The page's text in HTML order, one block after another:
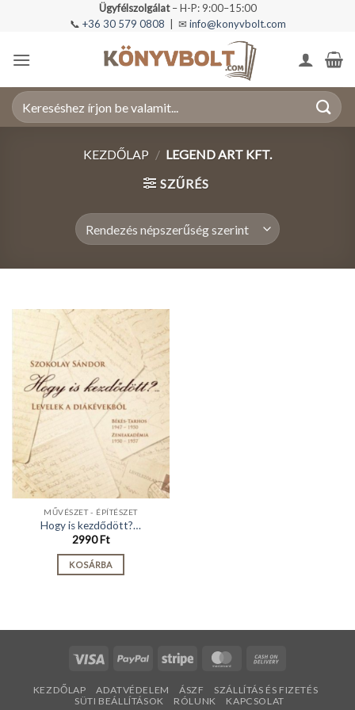
Ügyfélszolgálat– H-P: 9:00–15:00
📞 +36 30 579 0808 | ✉ info@konyvbolt.com
Keresés
a
KEZDŐLAP / LEGEND ART KFT.
SZŰRÉS
MŰVÉSZET - ÉPÍTÉSZET
Hogy is kezdődött?…
2990Ft
KOSÁRBA
Visa PayPal Stripe MasterCard
Delivery
KEZDŐLAP ADATVÉDELEM ÁSZF
SZÁLLÍTÁS ÉS FIZETÉS
SÜTI BEÁLLÍTÁSOK
RÓLUNK KAPCSOLAT